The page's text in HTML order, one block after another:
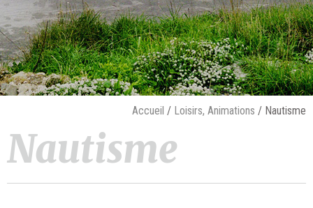
Accueil / Loisirs, Animations / Nautisme
Nautisme